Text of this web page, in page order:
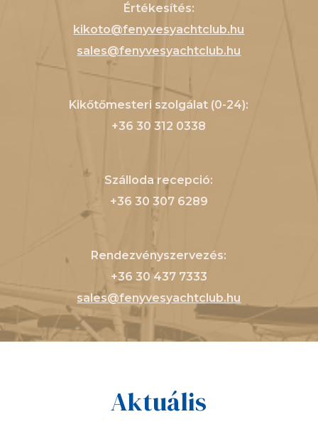
Értékesítés:
kikoto@fenyvesyachtclub.hu
sales@fenyvesyachtclub.hu
Kikőtőmesteri szolgálat (0-24):
+36 30 312 0338
Szálloda recepció:
+36 30 307 6289
Rendezvényszervezés:
+36 30 437 7333
sales@fenyvesyachtclub.hu
Aktuális